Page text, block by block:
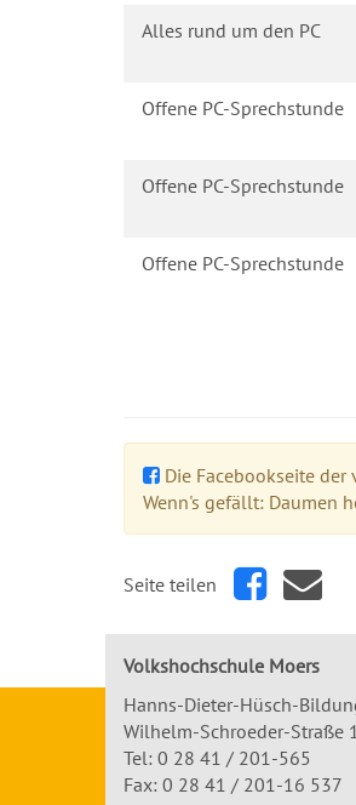
Alles rund um den PC
Offene PC-Sprechstunde
Offene PC-Sprechstunde
Offene PC-Sprechstunde
Die Facebookseite
Wenn's gefällt: Daumen
Seite teilen
Volkshochschule Moers
Hanns-Dieter-Hüsch-
Wilhelm-Schroeder-Straße
Tel: 0 28 41 / 201-565
Fax: 0 28 41 / 201-16 537